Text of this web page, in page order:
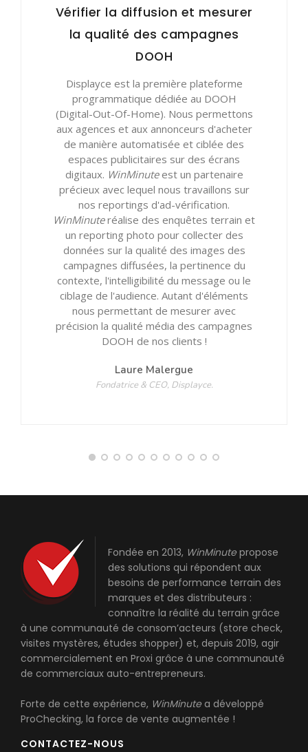
Vérifier la diffusion et mesurer
la qualité des campagnes
DOOH
Displayce est la première plateforme
programmatique dédiée au DOOH
(Digital-Out-Of-Home). Nous permettons
aux agences et aux annonceurs d'acheter
de manière automatisée et ciblée des
espaces publicitaires sur des écrans
digitaux. WinMinuteest un partenaire
précieux avec lequel nous travaillons sur
nos reportings d'ad-vérification.
WinMinuteréalise des enquêtes terrain et
un reporting photo pour collecter des
données sur la qualité des images des
campagnes diffusées, la pertinence du
contexte, l'intelligibilité du message ou le
ciblage de l'audience. Autant d'éléments
nous permettant de mesurer avec
précision la qualité média des campagnes
DOOH de nos clients !
Laure Malergue
Fondatrice & CEO, Displayce.
Fondée en 2013, WinMinutepropose
des solutions qui répondent aux
besoins de performance terrain des
marques et des distributeurs :
connaître la réalité du terrain grâce
à une communauté de consom’acteurs (store check,
visites mystères, études shopper) et, depuis 2019, agir
commercialement en Proxi grâce à une communauté
de commerciaux auto-entrepreneurs.
Forte de cette expérience, WinMinutea développé
ProChecking, la force de vente augmentée !
CONTACTEZ-NOUS